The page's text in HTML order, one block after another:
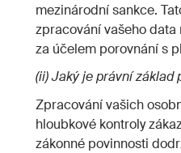
mezinárodní sankce.
zpracování vašeho
za účelem porovnání s
(ii) Jaký je právní základ
Zpracování vašich
hloubkové kontroly
zákonné povinnosti